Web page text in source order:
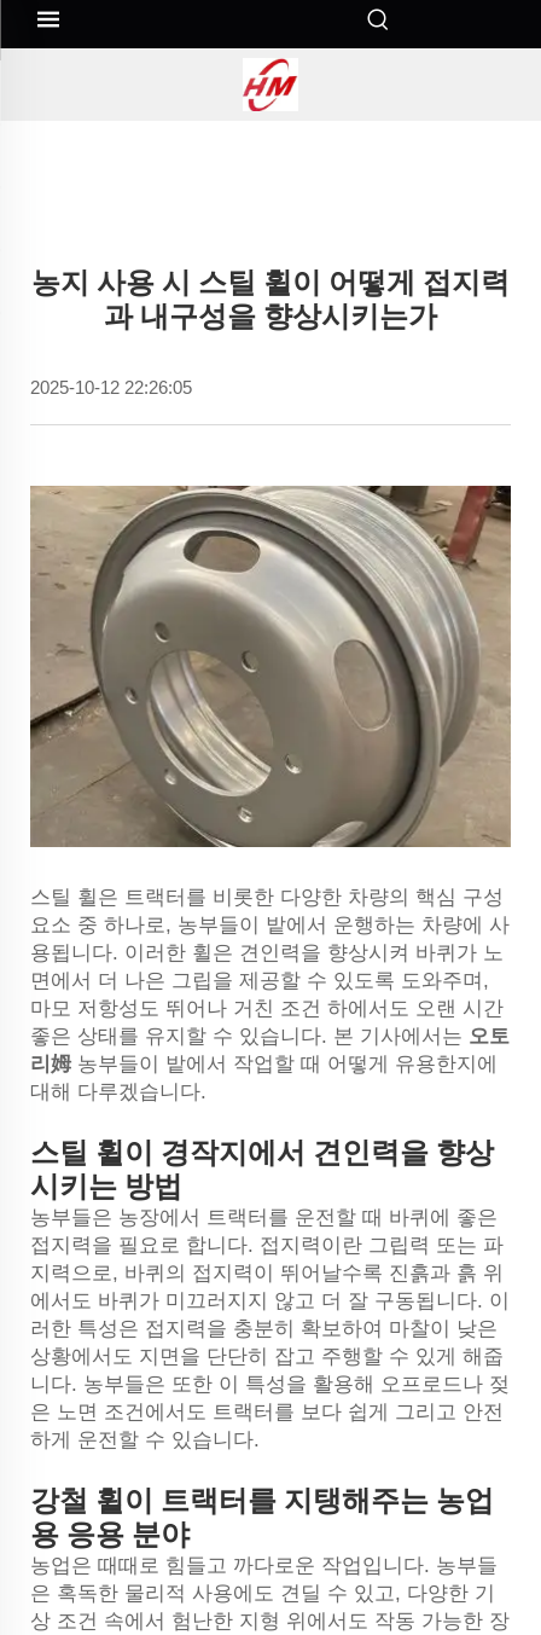
농지 사용 시 스틸 휠이 어떻게 접지력
과 내구성을 향상시키는가
2025-10-12 22:26:05
스틸 휠은 트랙터를 비롯한 다양한 차량의 핵심 구성
요소 중 하나로, 농부들이 밭에서 운행하는 차량에 사
용됩니다. 이러한 휠은 견인력을 향상시켜 바퀴가 노
면에서 더 나은 그립을 제공할 수 있도록 도와주며,
마모 저항성도 뛰어나 거친 조건 하에서도 오랜 시간
좋은 상태를 유지할 수 있습니다. 본 기사에서는 오토
리姆 농부들이 밭에서 작업할 때 어떻게 유용한지에
대해 다루겠습니다.
스틸 휠이 경작지에서 견인력을 향상
시키는 방법
농부들은 농장에서 트랙터를 운전할 때 바퀴에 좋은
접지력을 필요로 합니다. 접지력이란 그립력 또는 파
지력으로, 바퀴의 접지력이 뛰어날수록 진흙과 흙 위
에서도 바퀴가 미끄러지지 않고 더 잘 구동됩니다. 이
러한 특성은 접지력을 충분히 확보하여 마찰이 낮은
상황에서도 지면을 단단히 잡고 주행할 수 있게 해줍
니다. 농부들은 또한 이 특성을 활용해 오프로드나 젖
은 노면 조건에서도 트랙터를 보다 쉽게 그리고 안전
하게 운전할 수 있습니다.
강철 휠이 트랙터를 지탱해주는 농업
용 응용 분야
농업은 때때로 힘들고 까다로운 작업입니다. 농부들
은 혹독한 물리적 사용에도 견딜 수 있고, 다양한 기
상 조건 속에서 험난한 지형 위에서도 작동 가능한 장